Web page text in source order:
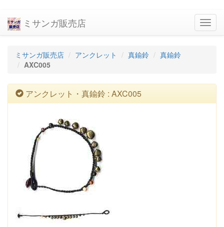
ミサンガ販売店
ミサンガ販売店 アンクレット 真鍮鈴
真鍮鈴
AXC005
アンクレット・真鍮鈴 : AXC005